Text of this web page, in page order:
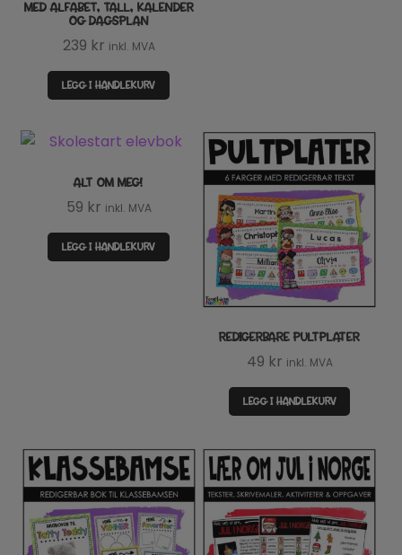
MED ALFABET, TALL, KALENDER
OG DAGSPLAN
239 kr inkl. MVA
LEGG I HANDLEKURV
ALT OM MEG!
59 kr inkl. MVA
LEGG I HANDLEKURV
REDIGERBARE PULTPLATER
49 kr inkl. MVA
LEGG I HANDLEKURV